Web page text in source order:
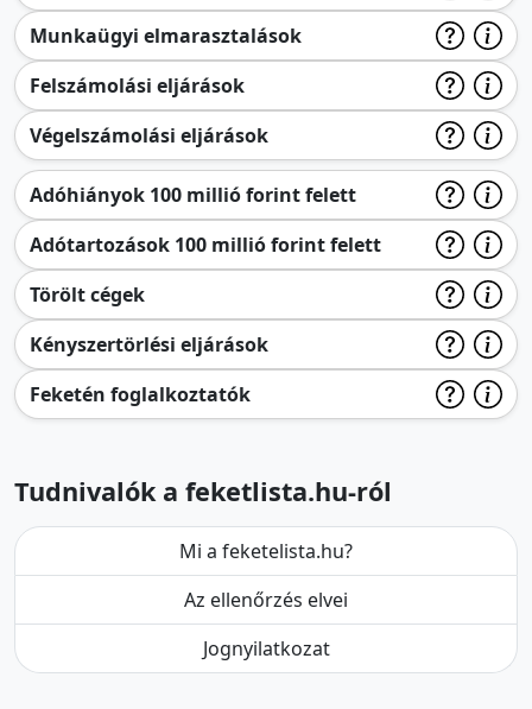
Munkaügyi elmarasztalások
Felszámolási eljárások
Végelszámolási eljárások
Adóhiányok 100 millió forint felett
Adótartozások 100 millió forint felett
Törölt cégek
Kényszertörlési eljárások
Feketén foglalkoztatók
Tudnivalók a feketlista.hu-ról
Mi a feketelista.hu?
Az ellenőrzés elvei
Jognyilatkozat